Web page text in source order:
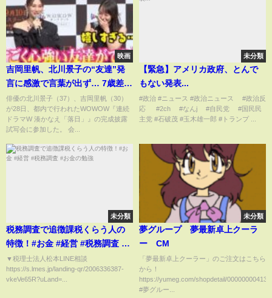
映画
吉岡里帆、北川景子の“友達”発
言に感激で言葉が出ず… 7歳差も
初共演で意気投合「運命的な出
会いをした」 連続ドラマW 湊
かなえ『落日』完成披露試写会
俳優の北川景子（37）、吉岡里帆（30）
が28日、都内で行われたWOWOW『連続
ドラマW 湊かなえ「落日」』の完成披露
試写会に参加した。 会...
未分類
【緊急】アメリカ政府、とんで
もない発表...
#政治 #ニュース #政治ニュース #政治反
応 #2ch #なんj #自民党 #国民民
主党 #石破茂 #玉木雄一郎 #トランプ ...
未分類
税務調査で追徴課税くらう人の
特徴！#お金 #経営 #税務調査 #
お金の勉強
▼税理士法人松本LINE相談
https://s.lmes.jp/landing-qr/2006336387-
vkeVe65R?uLand=...
未分類
夢グループ 夢最新卓上クーラ
ー CM
「夢最新卓上クーラー」のご注文はこちら
から！
https://yumeg.com/shopdetail/000000004135
#夢グルー...